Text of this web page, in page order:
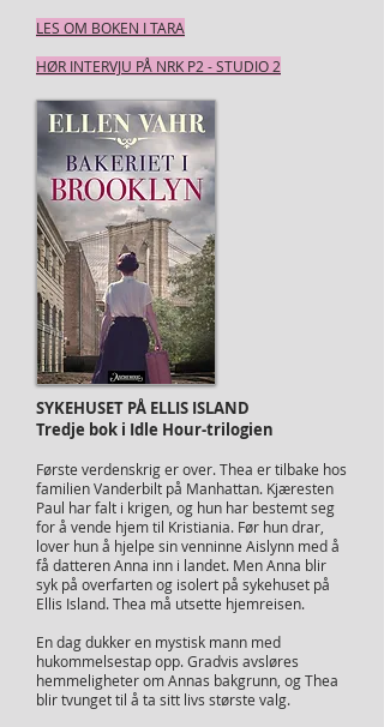
LES OM BOKEN I TARA
HØR INTERVJU PÅ NRK P2 - STUDIO 2
SYKEHUSET PÅ ELLIS ISLAND
Tredje bok i Idle Hour-trilogien
Første verdenskrig er over. Thea er tilbake hos
familien Vanderbilt på Manhattan. Kjæresten
Paul har falt i krigen, og hun har bestemt seg
for å vende hjem til Kristiania. Før hun drar,
lover hun å hjelpe sin venninne Aislynn med å
få datteren Anna inn i landet. Men Anna blir
syk på overfarten og isolert på sykehuset på
Ellis Island. Thea må utsette hjemreisen.
En dag dukker en mystisk mann med
hukommelsestap opp. Gradvis avsløres
hemmeligheter om Annas bakgrunn, og Thea
blir tvunget til å ta sitt livs største valg.